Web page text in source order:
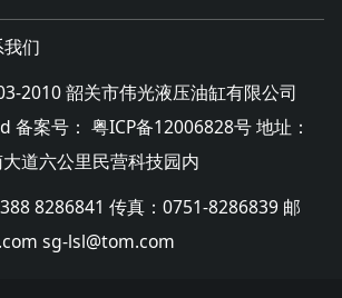
们
2010 韶关市伟光液压油缸有限公司
备案号： 粤ICP备12006828号地址：
道六公里民营科技园内
8286841 传真：0751-8286839 邮
sg-lsl@tom.com